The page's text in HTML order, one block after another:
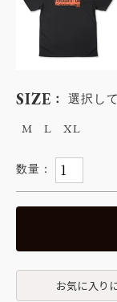
SIZE 選択し
M
L XL
お気に入り